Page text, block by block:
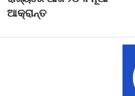
ଆକ୍ରାନ୍ତ